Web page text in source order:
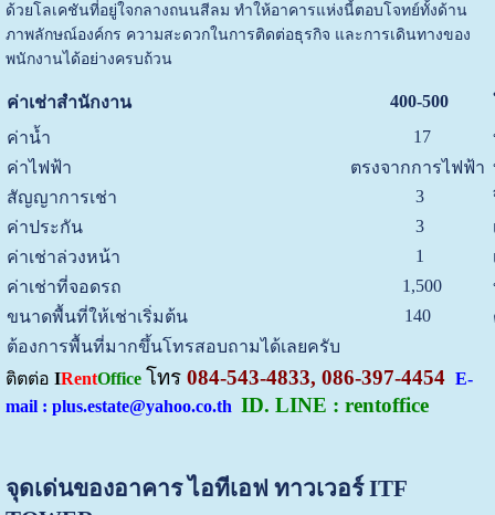
ด้วยโลเคชันที่อยู่ใจกลางถนนสีลม ทำให้อาคารแห่งนี้ตอบโจทย์ทั้งด้าน
ภาพลักษณ์องค์กร ความสะดวกในการติดต่อธุรกิจ และการเดินทางของ
พนักงานได้อย่างครบถ้วน
ค่าเช่าสำนักงาน 400-500
ค่าน้ำ 17
ค่าไฟฟ้า
ตรงจากการไฟฟ้า
สัญญาการเช่า
3
ค่าประกัน
3
ค่าเช่าล่วงหน้า
1
ค่าเช่าที่จอดรถ
1,500
ขนาดพื้นที่ให้เช่าเริ่มต้น
140
ต้องการพื้นที่มากขึ้นโทรสอบถามได้เลยครับ
ติตต่อ IRentOffice โทร084-543-4833, 086-397-4454 E-
mail : plus.estate@yahoo.co.th ID. LINE : rentoffice
จุดเด่นของอาคาร ไอทีเอฟ ทาวเวอร์ ITF